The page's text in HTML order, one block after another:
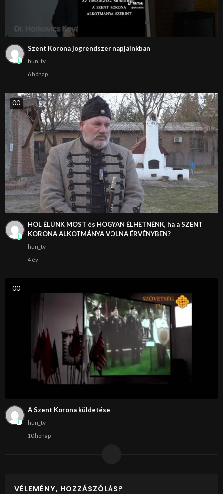
Szent Korona jogrendszer napjainkban
hun_tv
6 hónap
00
HOL ÉLÜNK MOST és HOGYAN ÉLHETNÉNK, ha a SZENT
KORONA ALKOTMÁNYA VOLNA ÉRVÉNYBEN?
hun_tv
4 év
00
A Szent Korona küldetése
hun_tv
10 hónap
VÉLEMÉNY, HOZZÁSZÓLÁS?